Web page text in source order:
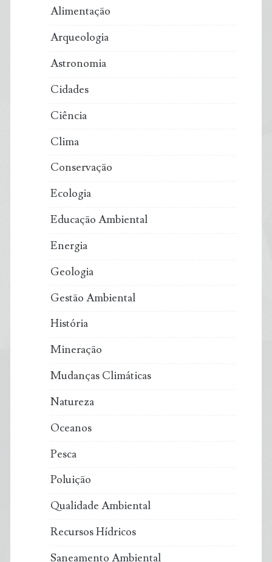
Alimentação
Arqueologia
Astronomia
Cidades
Ciência
Clima
Conservação
Ecologia
Educação Ambiental
Energia
Geologia
Gestão Ambiental
História
Mineração
Mudanças Climáticas
Natureza
Oceanos
Pesca
Poluição
Qualidade Ambiental
Recursos Hídricos
Saneamento Ambiental